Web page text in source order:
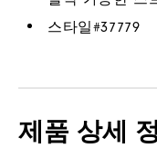
스타일#37779
제품 상세